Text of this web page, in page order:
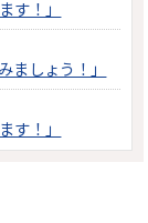
す！」
ましょう！」
す！」